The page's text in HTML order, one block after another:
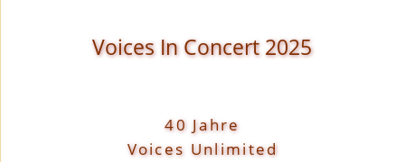
Voices In Concert 2025
40 Jahre
Voices Unlimited